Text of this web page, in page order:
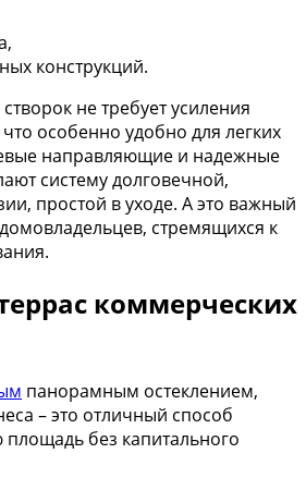
конструкций.
не требует усиления
особенно удобно для легких
направляющие и надежные
систему долговечной,
простой в уходе. А это важный
стремящихся к
коммерческих
панорамным остеклением,
– это отличный способ
без капитального